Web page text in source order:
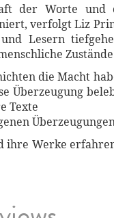
der Worte und
verfolgt Liz
Lesern
die Macht
Überzeugung
Texte
Werke